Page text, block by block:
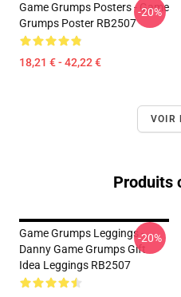
Game Grumps Posters - Game
Grumps Poster RB2507
18,21 € - 42,22 €
-20%
VOIR
Produits
Game Grumps Leggings -
Danny Game Grumps Gift
Idea Leggings RB2507
-20%